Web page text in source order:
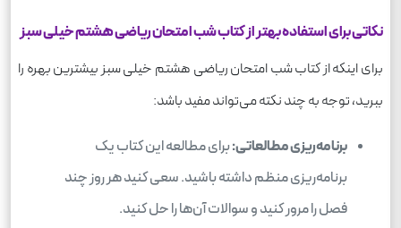
نکاتی برای استفاده بهتر از کتاب شب امتحان ریاضی هشتم خیلی سبز
برای اینکه از کتاب شب امتحان ریاضی هشتم خیلی سبز بیشترین بهره را
ببرید، توجه به چند نکته می‌تواند مفید باشد:
برنامه‌ریزی مطالعاتی:برای مطالعه این کتاب یک
برنامه‌ریزی منظم داشته باشید. سعی کنید هر روز چند
فصل را مرور کنید و سوالات آن‌ها را حل کنید.